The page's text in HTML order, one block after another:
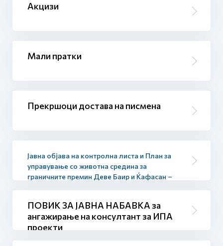
Акцизи
Мали пратки
Прекршоци достава на писмена
Јавна објава на контролна листа и План за
управување со животна средина за
граничните премин Деве Баир и Ќафасан –
ПОВИК ЗА ЈАВНА НАБАВКА за
ангажирање на консултант за ИПА
проекти